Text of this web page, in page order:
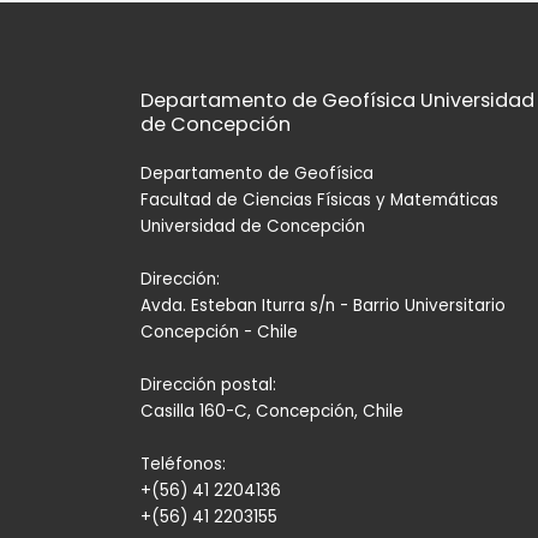
Departamento de Geofísica Universidad
de Concepción
Departamento de Geofísica
Facultad de Ciencias Físicas y Matemáticas
Universidad de Concepción
Dirección:
Avda. Esteban Iturra s/n - Barrio Universitario
Concepción - Chile
Dirección postal:
Casilla 160-C, Concepción, Chile
Teléfonos:
+(56) 41 2204136
+(56) 41 2203155